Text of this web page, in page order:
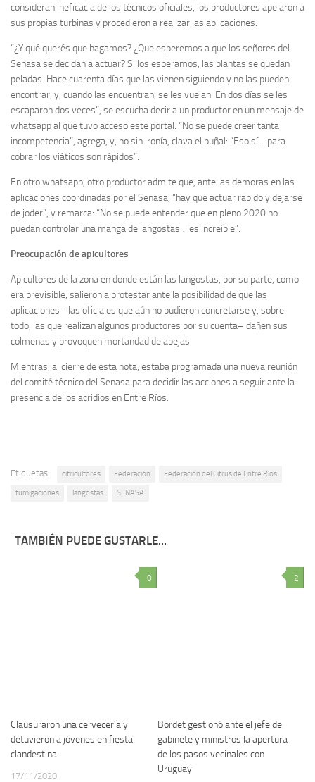
consideran ineficacia de los técnicos oficiales, los productores apelaron a
sus propias turbinas y procedieron a realizar las aplicaciones.
“¿Y qué querés que hagamos? ¿Que esperemos a que los señores del
Senasa se decidan a actuar? Si los esperamos, las plantas se quedan
peladas. Hace cuarenta días que las vienen siguiendo y no las pueden
encontrar, y, cuando las encuentran, se les vuelan. En dos días se les
escaparon dos veces”, se escucha decir a un productor en un mensaje de
whatsapp al que tuvo acceso este portal. “No se puede creer tanta
incompetencia”, agrega, y, no sin ironía, clava el puñal: “Eso sí… para
cobrar los viáticos son rápidos”.
En otro whatsapp, otro productor admite que, ante las demoras en las
aplicaciones coordinadas por el Senasa, “hay que actuar rápido y dejarse
de joder”, y remarca: “No se puede entender que en pleno 2020 no
puedan controlar una manga de langostas… es increíble”.
Preocupación de apicultores
Apicultores de la zona en donde están las langostas, por su parte, como
era previsible, salieron a protestar ante la posibilidad de que las
aplicaciones –las oficiales que aún no pudieron concretarse y, sobre
todo, las que realizan algunos productores por su cuenta– dañen sus
colmenas y provoquen mortandad de abejas.
Mientras, al cierre de esta nota, estaba programada una nueva reunión
del comité técnico del Senasa para decidir las acciones a seguir ante la
presencia de los acridios en Entre Ríos.
Etiquetas: citricultores Federación Federación del Citrus de Entre Ríos
fumigaciones langostas SENASA
TAMBIÉN PUEDE GUSTARLE...
0
Clausuraron una cervecería y
detuvieron a jóvenes en fiesta
clandestina
17/11/2020
2
Bordet gestionó ante el jefe de
gabinete y ministros la apertura
de los pasos vecinales con
Uruguay